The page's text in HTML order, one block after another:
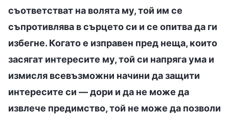
съответстват на волята му, той им се
съпротивлява в сърцето си и се опитва да ги
избегне. Когато е изправен пред неща, които
засягат интересите му, той си напряга ума и
измисля всевъзможни начини да защити
интересите си — дори и да не може да
извлече предимство, той не може да позволи